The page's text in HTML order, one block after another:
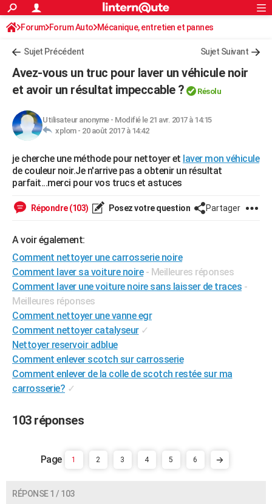
ACTUALITÉS
Politique
Société
Faits Divers
Education
Monde
Villes
+
Programme TV
Streaming
Cinéma
Sorties cinéma
Musique
FINANCE
Retraite
Impôts
Epargne
Immobilier
Risques naturels par ville
Banque
Assurance
Crédit
AUTO
Essais
Réserver un essai
Citadines
Berlines
SUV
Forum auto
+HIGH-TECH
Mobiles
Meilleur smartphone
Internet
Ordinateurs
Jeux vidéo
Guide high-tech
+
BRICOLAGE
Forum
Aménagement intérieur
Extérieur
Cuisine
Salle de bains
Jardinage
Rangement
WEEK-END
Guides de France
Escapades
Patrimoine
Expositions
Musées
Week-end nature
LIFESTYLE
Art de vivre
Bien-être
Loisirs
ModeModes de vie
SANTE
Alimentation
Guide de la santé
Maladies
Médicaments
Sommeil
VOYAGE
Destinations
City break
Voyage nature
Voyage de noces
Forum
Climat
+PHOTO
GUIDES D'ACHAT
BONS PLANS
CARTE DE VOEUX
Carte de Noël
Carte Bonne année
Carte Saint-Valentin
Carte Pâques
Carte d'anniversaire
DICTIONNAIRE
S'inscrire
Se connecter
Primaires
Universités
Entreprises
Service militaire
Avis de recherche
AVIS DE DÉCÈS
Rechercher
S'inscrire
Connexion
Forum Forum Auto Mécanique, entretien et pannes
Sujet Précédent Sujet Suivant
Avez-vous un truc pour laver un véhicule noir
et avoir un résultat impeccable ?
Résolu
Utilisateur anonyme- Modifié le 21 avr. 2017 à 14:15
xplom - 20 août 2017 à 14:42
je cherche une méthode pour nettoyer et laver mon véhicule
de couleur noir.Je n'arrive pas a obtenir un résultat
parfait...merci pour vos trucs et astuces
Répondre (103) Posez votre question Partager
A voir également:
Comment nettoyer une carrosserie noire
Comment laver sa voiture noire - Meilleures réponses
Comment laver une voiture noire sans laisser de traces -
Meilleures réponses
Comment nettoyer une vanne egr
Comment nettoyer catalyseur ✓
Nettoyer reservoir adblue
Comment enlever scotch sur carrosserie
Comment enlever de la colle de scotch restée sur ma
carrosserie? ✓
103 réponses
1 2 3 4 5 6
RÉPONSE 1 / 103